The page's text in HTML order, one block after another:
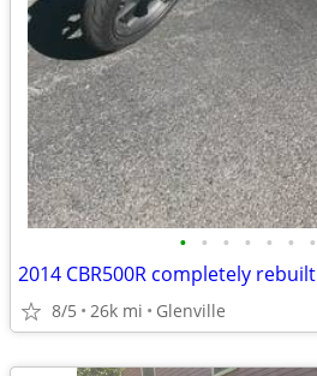
• • • • • • •
2014 CBR500R completely rebuilt
8/5 26k mi Glenville